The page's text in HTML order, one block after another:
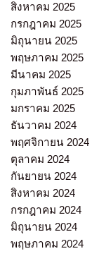
สิงหาคม 2025
กรกฎาคม 2025
มิถุนายน 2025
พฤษภาคม 2025
มีนาคม 2025
กุมภาพันธ์ 2025
มกราคม 2025
ธันวาคม 2024
พฤศจิกายน 2024
ตุลาคม 2024
กันยายน 2024
สิงหาคม 2024
กรกฎาคม 2024
มิถุนายน 2024
พฤษภาคม 2024